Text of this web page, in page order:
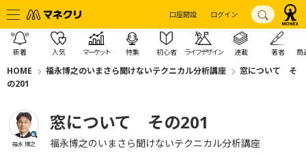
口座開設 ログイン
新着 人気 マーケット 特集 初心者 ライフデザイン 連載 著者 商
HOME 福永博之のいまさら聞けないテクニカル分析講座
窓について そ
の201
福永 博之
窓について その201
福永博之のいまさら聞けないテクニカル分析講座